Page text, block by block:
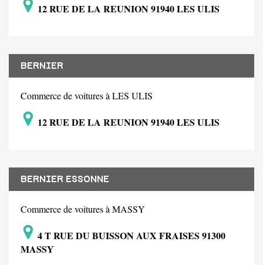
12 RUE DE LA REUNION 91940 LES ULIS
BERNIER
Commerce de voitures à LES ULIS
12 RUE DE LA REUNION 91940 LES ULIS
BERNIER ESSONNE
Commerce de voitures à MASSY
4 T RUE DU BUISSON AUX FRAISES 91300
MASSY